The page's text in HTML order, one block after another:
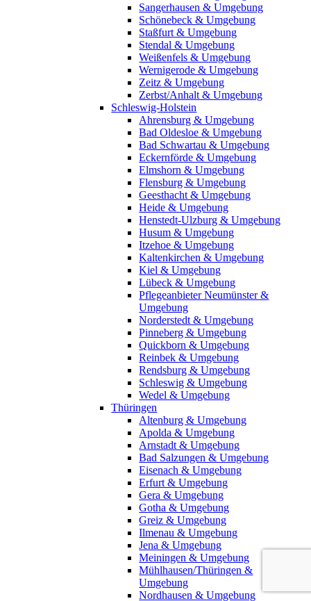
Sangerhausen & Umgebung
Schönebeck & Umgebung
Staßfurt & Umgebung
Stendal & Umgebung
Weißenfels & Umgebung
Wernigerode & Umgebung
Zeitz & Umgebung
Zerbst/Anhalt & Umgebung
Schleswig-Holstein
Ahrensburg & Umgebung
Bad Oldesloe & Umgebung
Bad Schwartau & Umgebung
Eckernförde & Umgebung
Elmshorn & Umgebung
Flensburg & Umgebung
Geesthacht & Umgebung
Heide & Umgebung
Henstedt-Ulzburg & Umgebung
Husum & Umgebung
Itzehoe & Umgebung
Kaltenkirchen & Umgebung
Kiel & Umgebung
Lübeck & Umgebung
Pflegeanbieter Neumünster &
Umgebung
Norderstedt & Umgebung
Pinneberg & Umgebung
Quickborn & Umgebung
Reinbek & Umgebung
Rendsburg & Umgebung
Schleswig & Umgebung
Wedel & Umgebung
Thüringen
Altenburg & Umgebung
Apolda & Umgebung
Arnstadt & Umgebung
Bad Salzungen & Umgebung
Eisenach & Umgebung
Erfurt & Umgebung
Gera & Umgebung
Gotha & Umgebung
Greiz & Umgebung
Ilmenau & Umgebung
Jena & Umgebung
Meiningen & Umgebung
Mühlhausen/Thüringen &
Umgebung
Nordhausen & Umgebung